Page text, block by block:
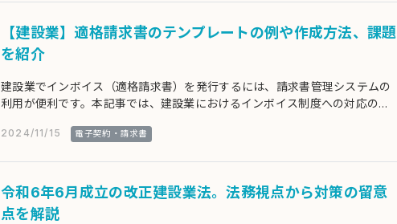
【建設業】適格請求書のテンプレートの例や作成方法、課題
を紹介
建設業でインボイス（適格請求書）を発行するには、請求書管理システムの
利用が便利です。本記事では、建設業におけるインボイス制度への対応の重
2024/11/15 電子契約・請求書
令和6年6月成立の改正建設業法。法務視点から対策の留意
点を解説